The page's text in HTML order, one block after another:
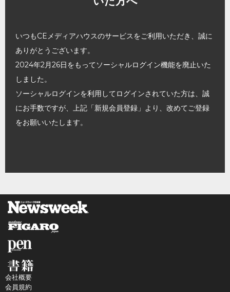
いつもCEメディアハウスのサービスをご利用いただき、誠に
ありがとうございます。
2024年2月26日をもってソーシャルログイン機能を廃止いた
しました。
ソーシャルログインを利用してログインされていた方は、誠
にお手数ですが、上記「新規会員登録」より、改めてご登録
をお願いいたします。
会社概要
会員規約